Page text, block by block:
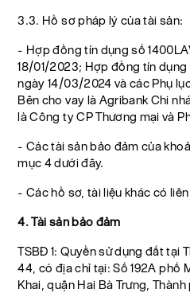
3.3. Hồ sơ pháp lý của tài sản:
- Hợp đồng tín dụng số
18/01/2023; Hợp đồng tín
ngày 14/03/2024 và các Phụ
Bên cho vay là Agribank Chi
là Công ty CP Thương mại và
- Các tài sản bảo đảm của
mục 4 dưới đây.
- Các hồ sơ, tài liệu khác có
4. Tài sản bảo đảm
TSBĐ 1: Quyền sử dụng đất tại
44, có địa chỉ tại: Số 192A phố
Khai, quận Hai Bà Trưng,